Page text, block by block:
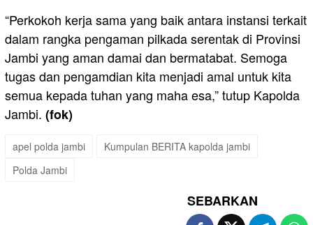
“Perkokoh kerja sama yang baik antara instansi terkait
dalam rangka pengaman pilkada serentak di Provinsi
Jambi yang aman damai dan bermatabat. Semoga
tugas dan pengamdian kita menjadi amal untuk kita
semua kepada tuhan yang maha esa,” tutup Kapolda
Jambi. (fok)
apel polda jambi
Kumpulan BERITA kapolda jambi
Polda Jambi
SEBARKAN